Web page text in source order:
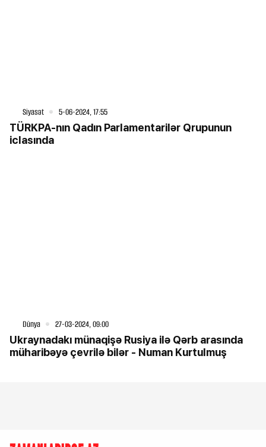
Siyasət 5-06-2024, 17:55
TÜRKPA-nın Qadın Parlamentarilər Qrupunun
iclasında
Dünya 27-03-2024, 09:00
Ukraynadakı münaqişə Rusiya ilə Qərb arasında
müharibəyə çevrilə bilər - Numan Kurtulmuş